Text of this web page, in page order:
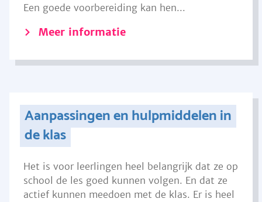
Een goede voorbereiding kan hen...
Meer informatie
Aanpassingen en hulpmiddelen in
de klas
Het is voor leerlingen heel belangrijk dat ze op
school de les goed kunnen volgen. En dat ze
actief kunnen meedoen met de klas. Er is heel